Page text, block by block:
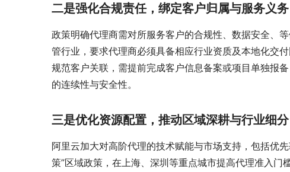
二是强化合规责任，绑定客户归属与服务义务
政策明确代理商需对所服务客户的合规性、数据安全、
管行业，要求代理商必须具备相应行业资质及本地化交
规范客户关联，需提前完成客户信息备案或项目单独报
的连续性与安全性。
三是优化资源配置，推动区域深耕与行业细分
阿里云加大对高阶代理的技术赋能与市场支持，包括优
策”区域政策，在上海、深圳等重点城市提高代理准入